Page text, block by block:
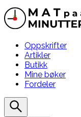
Oppskrifter
Artikler
Butikk
Mine bøker
Fordeler